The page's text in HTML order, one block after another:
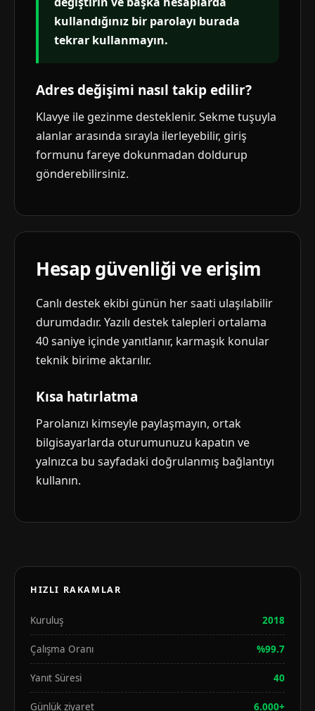
kullandığınız bir parolayı burada
tekrar kullanmayın.
Adres değişimi nasıl takip edilir?
Klavye ile gezinme desteklenir. Sekme tuşuyla
alanlar arasında sırayla ilerleyebilir, giriş
formunu fareye dokunmadan doldurup
gönderebilirsiniz.
Hesap güvenliği ve erişim
Canlı destek ekibi günün her saati ulaşılabilir
durumdadır. Yazılı destek talepleri ortalama
40 saniye içinde yanıtlanır, karmaşık konular
teknik birime aktarılır.
Kısa hatırlatma
Parolanızı kimseyle paylaşmayın, ortak
bilgisayarlarda oturumunuzu kapatın ve
yalnızca bu sayfadaki doğrulanmış bağlantıyı
kullanın.
HIZLI RAKAMLAR
Kuruluş 2018
Çalışma Oranı %99.7
Yanıt Süresi 40
Günlük ziyaret 6.000+